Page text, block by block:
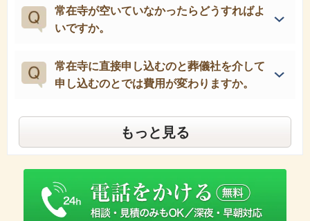
常在寺が空いていなかったらどうすればよ
いですか。
常在寺に直接申し込むのと葬儀社を介して
申し込むのとでは費用が変わりますか。
もっと見る